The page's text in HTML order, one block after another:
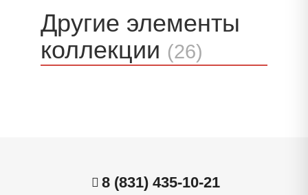
Другие элементы
коллекции (26)
8 (831) 435-10-21